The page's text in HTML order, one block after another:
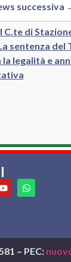
successiva
C.te di
sentenza del
legalità e
– PEC: